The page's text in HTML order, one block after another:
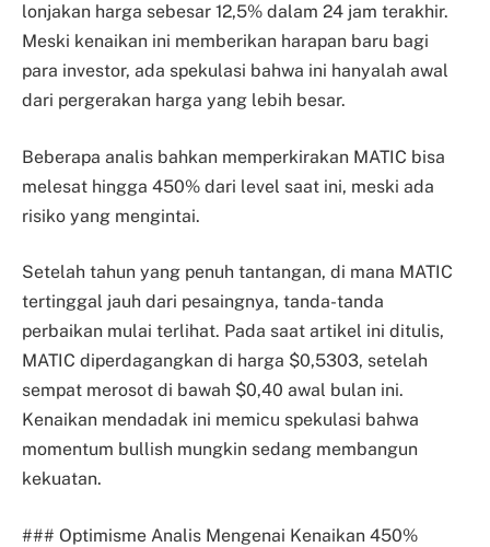
lonjakan harga sebesar 12,5% dalam 24 jam terakhir.
Meski kenaikan ini memberikan harapan baru bagi
para investor, ada spekulasi bahwa ini hanyalah awal
dari pergerakan harga yang lebih besar.
Beberapa analis bahkan memperkirakan MATIC bisa
melesat hingga 450% dari level saat ini, meski ada
risiko yang mengintai.
Setelah tahun yang penuh tantangan, di mana MATIC
tertinggal jauh dari pesaingnya, tanda-tanda
perbaikan mulai terlihat. Pada saat artikel ini ditulis,
MATIC diperdagangkan di harga $0,5303, setelah
sempat merosot di bawah $0,40 awal bulan ini.
Kenaikan mendadak ini memicu spekulasi bahwa
momentum bullish mungkin sedang membangun
kekuatan.
### Optimisme Analis Mengenai Kenaikan 450%